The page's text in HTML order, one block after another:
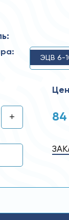
ЭЦВ 6-
+